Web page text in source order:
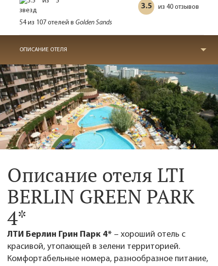
3.5 из 40 отзывов
54 из 107 отелей в Golden Sands
ОПИСАНИЕ ОТЕЛЯ
Описание отеля LTI
BERLIN GREEN PARK
4*
ЛТИ Берлин Грин Парк 4* – хороший отель с
красивой, утопающей в зелени территорией.
Комфортабельные номера, разнообразное питание,